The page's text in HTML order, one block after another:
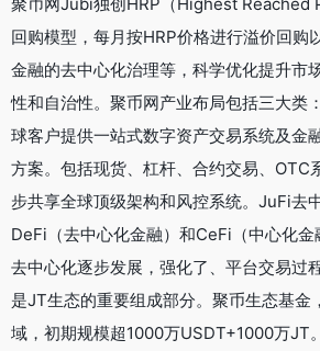
回购模型，每月按HRP价格进行溢价回购
金融的去中心化治理等，科学优化提升市
性和自治性。聚币网产业布局包括三大类
球客户提供一站式数字资产交易系统及金
方案。包括现货、杠杆、合约交易、OTC
步共享全球顶级架构和风控系统。JuFi去
DeFi（去中心化金融）和CeFi（中心化金
去中心化逐步发展，强化了、平台交易过
是JT生态的重要组成部分。聚币生态基金
域，初期规模超1000万USDT+1000万JT